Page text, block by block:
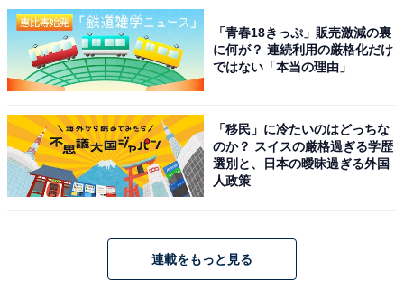
1
「青春18きっぷ」販売激減の裏
に何が？ 連続利用の厳格化だけ
ではない「本当の理由」
「移民」に冷たいのはどっちな
のか？ スイスの厳格過ぎる学歴
選別と、日本の曖昧過ぎる外国
人政策
連載をもっと見る